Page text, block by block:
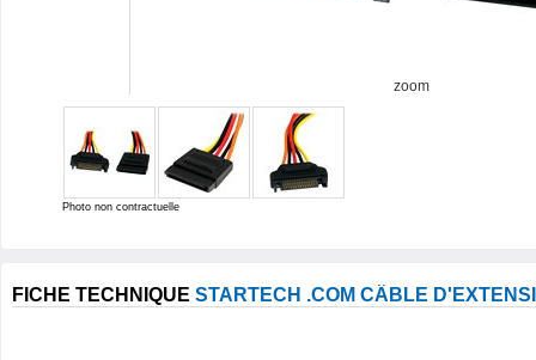
zoom
Photo non contractuelle
FICHE TECHNIQUE STARTECH .COM CÂBLE